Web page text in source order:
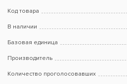
Код товара
В наличии
Базовая единица
Производитель
Количество проголосовавших